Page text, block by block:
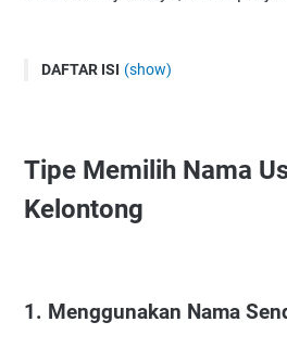
DAFTAR ISI (show)
2. Sisipkan Kata Sifat, Kata
3. Melakukan Riset Nama
2 Nama Toko Kelontong Islami
Tipe Memilih Nama
Kelontong
1. Menggunakan Nama